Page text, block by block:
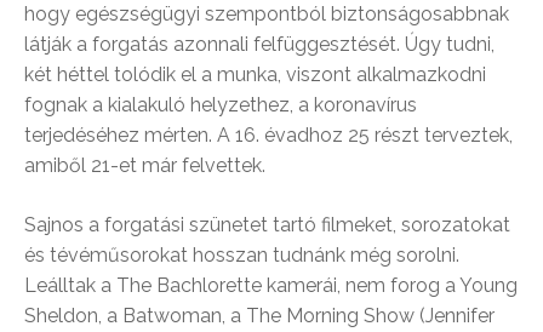
hogy egészségügyi szempontból biztonságosabbnak
látják a forgatás azonnali felfüggesztését. Úgy tudni,
két héttel tolódik el a munka, viszont alkalmazkodni
fognak a kialakuló helyzethez, a koronavírus
terjedéséhez mérten. A 16. évadhoz 25 részt terveztek,
amiből 21-et már felvettek.
Sajnos a forgatási szünetet tartó filmeket, sorozatokat
és tévéműsorokat hosszan tudnánk még sorolni.
Leálltak a The Bachlorette kamerái, nem forog a Young
Sheldon, a Batwoman, a The Morning Show (Jennifer